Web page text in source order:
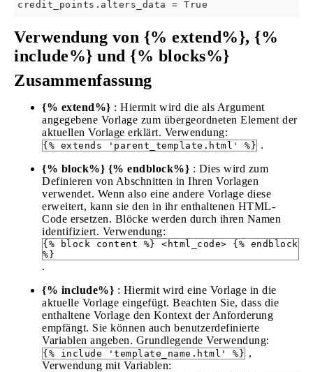
Verwendung von {% extend%}, {%
include%} und {% blocks%}
Zusammenfassung
{% extend%} : Hiermit wird die als Argument
angegebene Vorlage zum übergeordneten Element der
aktuellen Vorlage erklärt. Verwendung:
{% extends 'parent_template.html' %} .
{% block%} {% endblock%} : Dies wird zum
Definieren von Abschnitten in Ihren Vorlagen
verwendet. Wenn also eine andere Vorlage diese
erweitert, kann sie den in ihr enthaltenen HTML-
Code ersetzen. Blöcke werden durch ihren Namen
identifiziert. Verwendung:
{% block content %} <html_code> {% endblock
%}
.
{% include%} : Hiermit wird eine Vorlage in die
aktuelle Vorlage eingefügt. Beachten Sie, dass die
enthaltene Vorlage den Kontext der Anforderung
empfängt. Sie können auch benutzerdefinierte
Variablen angeben. Grundlegende Verwendung:
{% include 'template_name.html' %} ,
Verwendung mit Variablen: